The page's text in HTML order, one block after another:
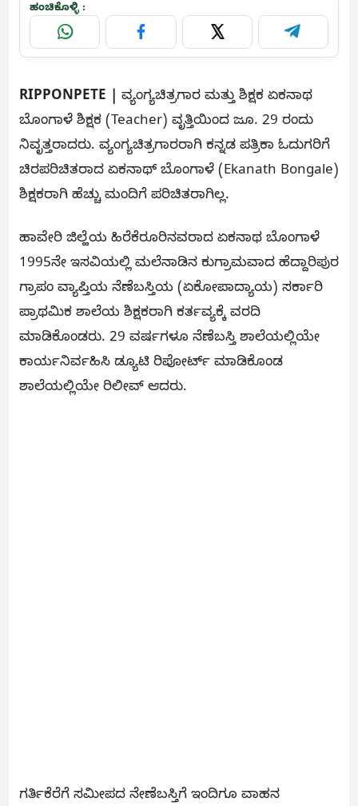
ಹಂಚಿಕೊಳ್ಳಿ :
WhatsApp Facebook X Telegram
RIPPONPETE |
ವ್ಯಂಗ್ಯಚಿತ್ರಗಾರ ಮತ್ತು ಶಿಕ್ಷಕ ಏಕನಾಥ
ಬೊಂಗಾಳೆ ಶಿಕ್ಷಕ (Teacher) ವೃತ್ತಿಯಿಂದ ಜೂ. 29 ರಂದು
ನಿವೃತ್ತರಾದರು. ವ್ಯಂಗ್ಯಚಿತ್ರಗಾರರಾಗಿ ಕನ್ನಡ ಪತ್ರಿಕಾ ಓದುಗರಿಗೆ
ಚಿರಪರಿಚಿತರಾದ ಏಕನಾಥ್ ಬೊಂಗಾಳೆ (Ekanath Bongale)
ಶಿಕ್ಷಕರಾಗಿ ಹೆಚ್ಚು ಮಂದಿಗೆ ಪರಿಚಿತರಾಗಿಲ್ಲ.
ಹಾವೇರಿ ಜಿಲ್ಹೆಯ ಹಿರೆಕೆರೂರಿನವರಾದ ಏಕನಾಥ ಬೊಂಗಾಳೆ
1995ನೇ ಇಸವಿಯಲ್ಲಿ ಮಲೆನಾಡಿನ ಕುಗ್ರಾಮವಾದ ಹೆದ್ದಾರಿಪುರ
ಗ್ರಾಪಂ ವ್ಯಾಪ್ತಿಯ ನೆಣೆಬಸ್ತಿಯ (ಏಕೋಪಾದ್ಯಾಯ) ಸರ್ಕಾರಿ
ಪ್ರಾಥಮಿಕ ಶಾಲೆಯ ಶಿಕ್ಷಕರಾಗಿ ಕರ್ತವ್ಯಕ್ಕೆ ವರದಿ
ಮಾಡಿಕೊಂಡರು. 29 ವರ್ಷಗಳೂ ನೆಣೆಬಸ್ತಿ ಶಾಲೆಯಲ್ಲಿಯೇ
ಕಾರ್ಯನಿರ್ವಹಿಸಿ ಡ್ಯೂಟಿ ರಿಪೋರ್ಟ್ ಮಾಡಿಕೊಂಡ
ಶಾಲೆಯಲ್ಲಿಯೇ ರಿಲೀವ್ ಆದರು.
ಗರ್ತಿಕೆರೆಗೆ ಸಮೀಪದ ನೇಣೆಬಸ್ತಿಗೆ ಇಂದಿಗೂ ವಾಹನ